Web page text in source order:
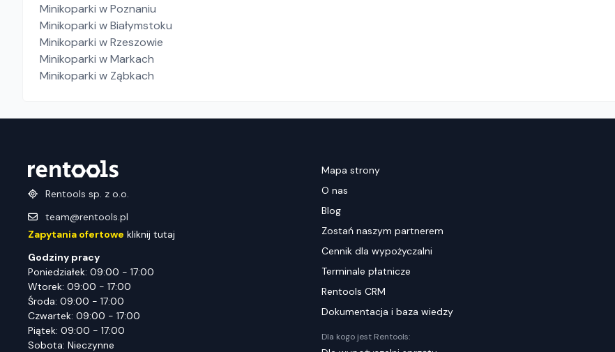
Minikoparki w Poznaniu
Minikoparki w Białymstoku
Minikoparki w Rzeszowie
Minikoparki w Markach
Minikoparki w Ząbkach
Rentools sp. z o.o.
team@rentools.pl
Zapytania ofertowe kliknij tutaj
Godziny pracy
Poniedziałek: 09:00 - 17:00
Wtorek: 09:00 - 17:00
Środa: 09:00 - 17:00
Czwartek: 09:00 - 17:00
Piątek: 09:00 - 17:00
Sobota: Nieczynne
Mapa strony
O nas
Blog
Zostań naszym partnerem
Cennik dla wypożyczalni
Terminale płatnicze
Rentools CRM
Dokumentacja i baza wiedzy
Dla kogo jest Rentools: